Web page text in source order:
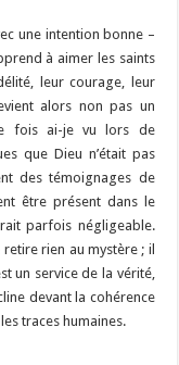
une intention bonne –
à aimer les saints
leur courage, leur
alors non pas un
fois ai-je vu lors de
que Dieu n’était pas
des témoignages de
être présent dans le
parfois négligeable.
retire rien au mystère ; il
un service de la vérité,
devant la cohérence
traces humaines.